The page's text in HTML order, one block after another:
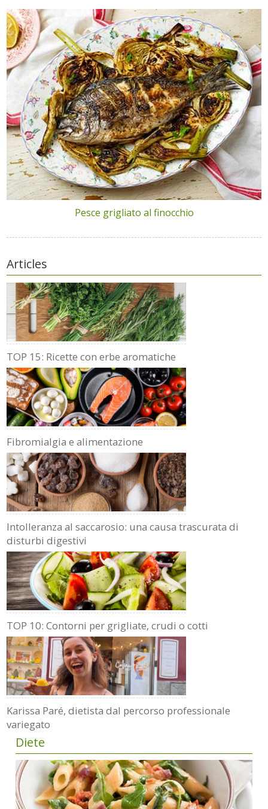
Pesce grigliato al finocchio
Articles
TOP 15: Ricette con erbe aromatiche
Fibromialgia e alimentazione
Intolleranza al saccarosio: una causa trascurata di
disturbi digestivi
TOP 10: Contorni per grigliate, crudi o cotti
Karissa Paré, dietista dal percorso professionale
variegato
Diete